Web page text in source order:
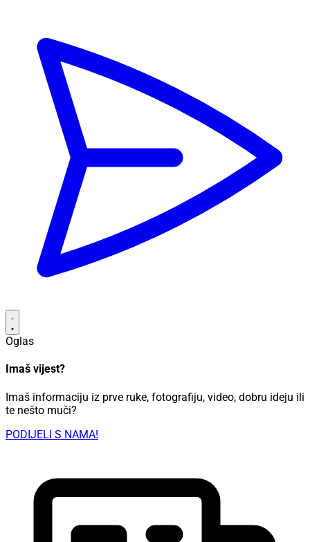
Oglas
Imaš vijest?
Imaš informaciju iz prve ruke, fotografiju, video, dobru ideju ili
te nešto muči?
PODIJELI S NAMA!